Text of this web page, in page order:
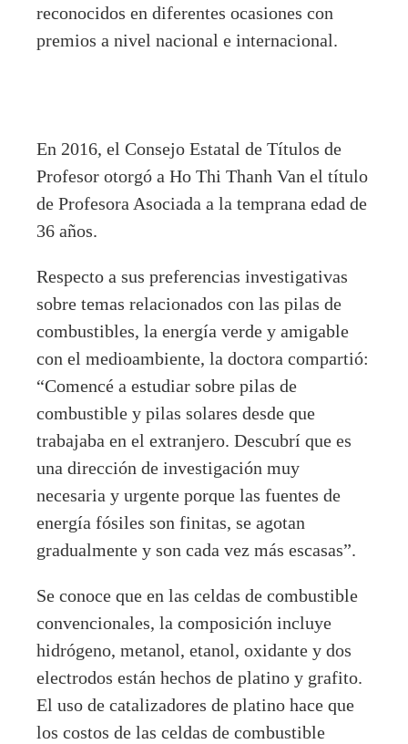
reconocidos en diferentes ocasiones con
premios a nivel nacional e internacional.
En 2016, el Consejo Estatal de Títulos de
Profesor otorgó a Ho Thi Thanh Van el título
de Profesora Asociada a la temprana edad de
36 años.
Respecto a sus preferencias investigativas
sobre temas relacionados con las pilas de
combustibles, la energía verde y amigable
con el medioambiente, la doctora compartió:
“Comencé a estudiar sobre pilas de
combustible y pilas solares desde que
trabajaba en el extranjero. Descubrí que es
una dirección de investigación muy
necesaria y urgente porque las fuentes de
energía fósiles son finitas, se agotan
gradualmente y son cada vez más escasas”.
Se conoce que en las celdas de combustible
convencionales, la composición incluye
hidrógeno, metanol, etanol, oxidante y dos
electrodos están hechos de platino y grafito.
El uso de catalizadores de platino hace que
los costos de las celdas de combustible